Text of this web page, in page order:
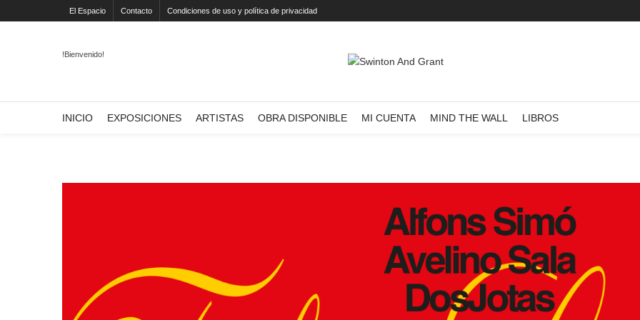
El Espacio Contacto Condiciones de uso y política de privacidad
!Bienvenido!
INICIO EXPOSICIONES ARTISTAS OBRA DISPONIBLE MI CUENTA MIND THE WALL LIBROS